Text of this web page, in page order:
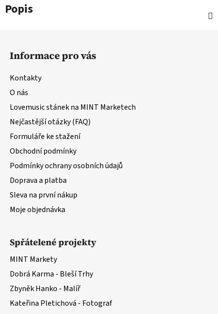
Popis
Informace pro vás
Kontakty
O nás
Lovemusic stánek na MINT Marketech
Nejčastější otázky (FAQ)
Formuláře ke stažení
Obchodní podmínky
Podmínky ochrany osobních údajů
Doprava a platba
Sleva na první nákup
Moje objednávka
Spřátelené projekty
MINT Markety
Dobrá Karma - Bleší Trhy
Zbyněk Hanko - Malíř
Kateřina Pletichová - Fotograf